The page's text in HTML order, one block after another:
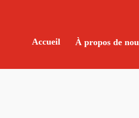
Accueil À propos de